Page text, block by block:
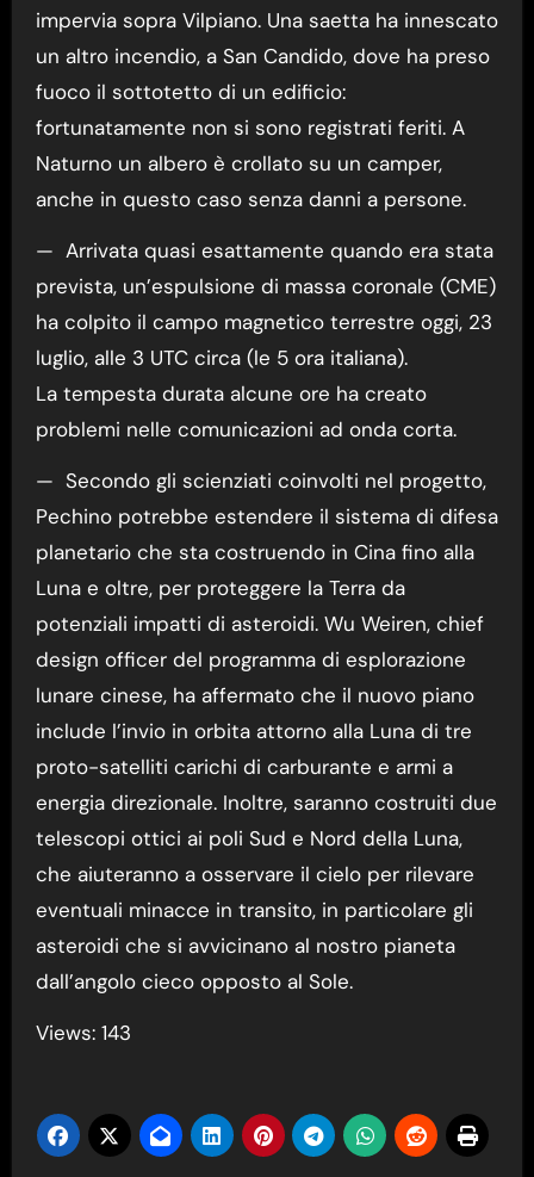
impervia sopra Vilpiano. Una saetta ha innescato
un altro incendio, a San Candido, dove ha preso
fuoco il sottotetto di un edificio:
fortunatamente non si sono registrati feriti. A
Naturno un albero è crollato su un camper,
anche in questo caso senza danni a persone.
— Arrivata quasi esattamente quando era stata
prevista, un’espulsione di massa coronale (CME)
ha colpito il campo magnetico terrestre oggi, 23
luglio, alle 3 UTC circa (le 5 ora italiana).
La tempesta durata alcune ore ha creato
problemi nelle comunicazioni ad onda corta.
— Secondo gli scienziati coinvolti nel progetto,
Pechino potrebbe estendere il sistema di difesa
planetario che sta costruendo in Cina fino alla
Luna e oltre, per proteggere la Terra da
potenziali impatti di asteroidi. Wu Weiren, chief
design officer del programma di esplorazione
lunare cinese, ha affermato che il nuovo piano
include l’invio in orbita attorno alla Luna di tre
proto-satelliti carichi di carburante e armi a
energia direzionale. Inoltre, saranno costruiti due
telescopi ottici ai poli Sud e Nord della Luna,
che aiuteranno a osservare il cielo per rilevare
eventuali minacce in transito, in particolare gli
asteroidi che si avvicinano al nostro pianeta
dall’angolo cieco opposto al Sole.
Views: 143